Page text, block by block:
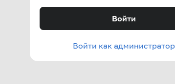
Войти
Войти как администратор